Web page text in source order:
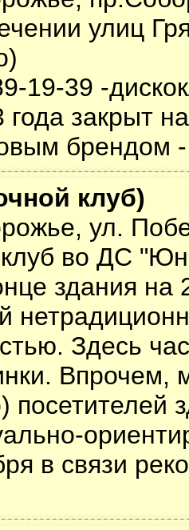
улиц
19-39 -
закрыт
клуб)
ул.
во ДС
здания на
Здесь
Впрочем,
посетителей
в связи